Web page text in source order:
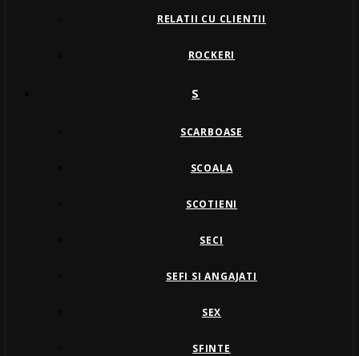
RELATII CU CLIENTII
ROCKERI
S
SCARBOASE
SCOALA
SCOTIENI
SECI
SEFI SI ANGAJATI
SEX
SFINTE